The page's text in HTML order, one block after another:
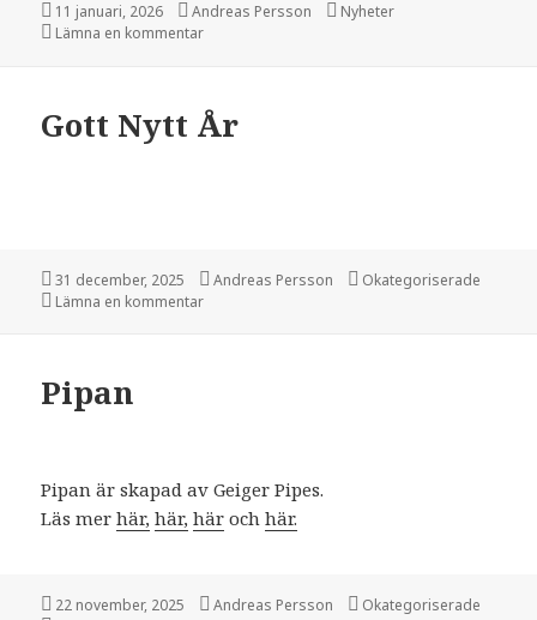
Postat
11 januari, 2026 Författare
Andreas Persson Kategorier
Nyheter
Lämna en kommentar
Gott Nytt År
Postat
31 december, 2025 Författare
Andreas Persson Kategorier
Okategoriserade
Lämna en kommentar
Pipan
Pipan är skapad av Geiger Pipes.
Läs merhär, här, här ochhär.
Postat
22 november, 2025 Författare
Andreas Persson Kategorier
Okategoriserade